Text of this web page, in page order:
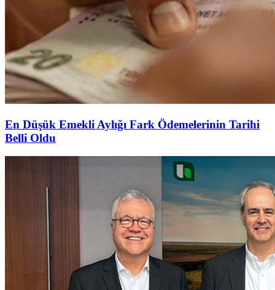
En Düşük Emekli Aylığı Fark Ödemelerinin Tarihi
Belli Oldu